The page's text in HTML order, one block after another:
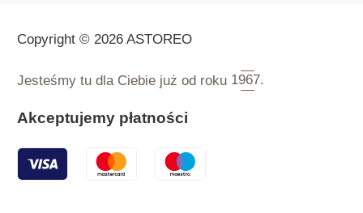
Copyright © 2026 ASTOREO
Jesteśmy tu dla Ciebie już od roku 1967.
Akceptujemy płatności